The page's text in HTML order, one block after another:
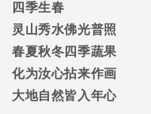
四季生春
灵山秀水佛光普照
春夏秋冬四季蔬果
化为汝心拈来作画
大地自然皆入年心